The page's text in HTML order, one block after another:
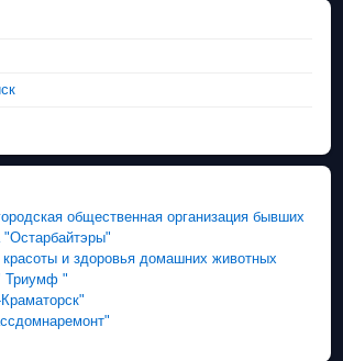
общественная организация бывших
и здоровья домашних животных
Триумф "